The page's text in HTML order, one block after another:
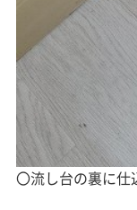
〇流し台の裏に仕